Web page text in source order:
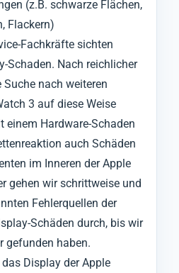
(z.B. schwarze Flächen,
Flackern)
Fachkräfte sichten
Schaden. Nach reichlicher
nach weiteren
3 auf diese Weise
einem Hardware-Schaden
auch Schäden
im Inneren der Apple
gehen wir schrittweise und
Fehlerquellen der
Schäden durch, bis wir
gefunden haben.
Display der Apple